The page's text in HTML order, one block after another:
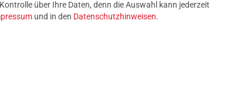
über Ihre Daten, denn die Auswahl kann jederzeit
und in den Datenschutzhinweisen.
vergangenen Jahre stark geschädigten
zu Nadelbäumen, die den Regen in ihren
der laubfreien Zeit im Winterhalbjahr besser
Liter zusätzlichen Grundwasserertrag im
von 2.000 Menschen“, ergänzt Rauhut.